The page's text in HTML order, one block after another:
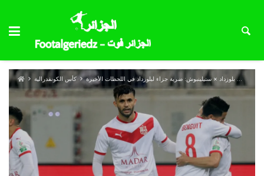
كأس الكونفدرالية مباشر – شباب بلوزداد × ستيلينبوش: ضربة جزاء لبلوزداد في اللحظات الأخيرة